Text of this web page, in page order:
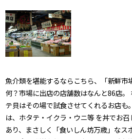
魚介類を堪能するならこちら、「新鮮市
何？市場に出店の店舗数はなんと86店
テ貝はその場で試食させてくれるお店も
は、ホタテ・イクラ・ウニ等 を丼でお
あり、まさしく「食いしん坊万歳」なス